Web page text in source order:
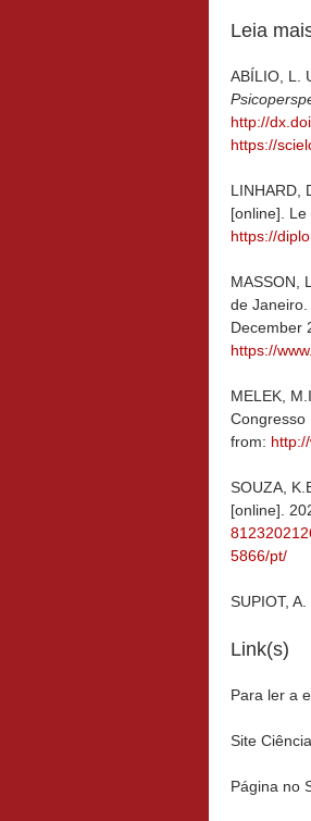
Leia
ABÍLIO, L.
http://
https://
LINHARD,
[online].
https://
MASSON,
de Janeiro.
December
https://
MELEK,
Congresso
from:
SOUZA,
[online].
5866/pt/
SUPIOT, A.
Link(s)
Para ler a
Site
Página no